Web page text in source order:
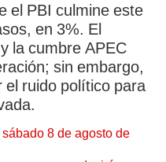
el PBI culmine este
en 3%. El
la cumbre APEC
sin embargo,
el ruido político para
8 de agosto de